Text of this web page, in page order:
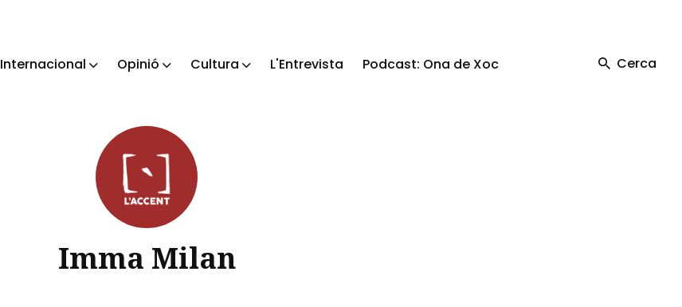
Internacional Opinió Cultura L'Entrevista Podcast: Ona de Xoc Cerca
Imma Milan